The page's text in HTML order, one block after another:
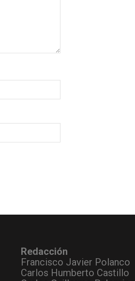
Redacción
Francisco Javier Polanco
Carlos Humberto Castillo